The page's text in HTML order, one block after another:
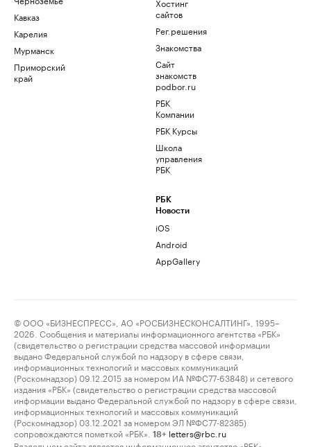
Кавказ
Карелия
Мурманск
Приморский
край
Хостинг
сайтов
Рег.решения
Знакомства
Сайт
знакомств
podbor.ru
РБК
Компании
РБК Курсы
Школа
управления
РБК
РБК
Новости
iOS
Android
AppGallery
© ООО «БИЗНЕСПРЕСС», АО «РОСБИЗНЕСКОНСАЛТИНГ», 1995–
2026. Сообщения и материалы информационного агентства «РБК»
(свидетельство о регистрации средства массовой информации
выдано Федеральной службой по надзору в сфере связи,
информационных технологий и массовых коммуникаций
(Роскомнадзор) 09.12.2015 за номером ИА №ФС77-63848) и сетевого
издания «РБК» (свидетельство о регистрации средства массовой
информации выдано Федеральной службой по надзору в сфере связи,
информационных технологий и массовых коммуникаций
(Роскомнадзор) 03.12.2021 за номером ЭЛ №ФС77-82385)
сопровождаются пометкой «РБК».
18+ letters@rbc.ru